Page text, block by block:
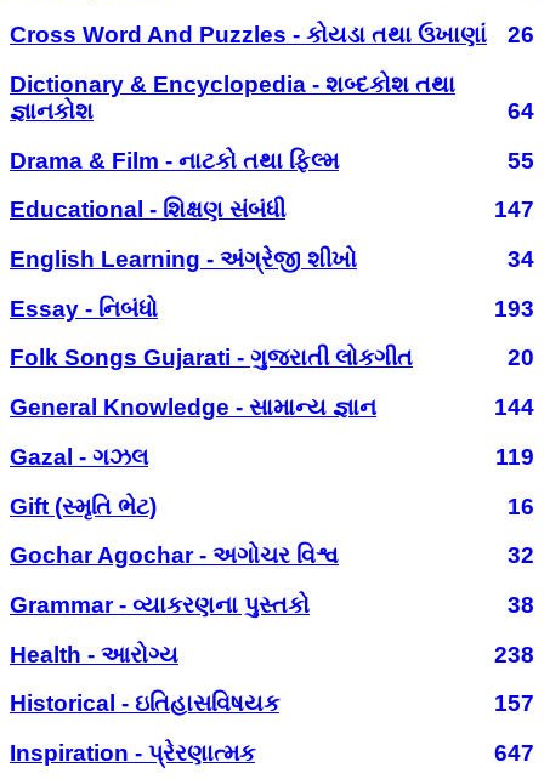
Cross Word And Puzzles - કોયડા તથા ઉખાણાં
26
Dictionary & Encyclopedia - શબ્દકોશ તથા
જ્ઞાનકોશ
64
Drama & Film - નાટકો તથા ફિલ્મ
55
Educational - શિક્ષણ સંબંધી
147
English Learning - અંગ્રેજી શીખો
34
Essay - નિબંધો
193
Folk Songs Gujarati - ગુજરાતી લોકગીત
20
General Knowledge - સામાન્ય જ્ઞાન
144
Gazal - ગઝલ
119
Gift (સ્મૃતિ ભેટ)
16
Gochar Agochar - અગોચર વિશ્વ
32
Grammar - વ્યાકરણના પુસ્તકો
38
Health - આરોગ્ય
238
Historical - ઇતિહાસવિષયક
157
Inspiration - પ્રેરણાત્મક
647